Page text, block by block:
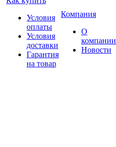
Условия
оплаты
Условия
доставки
Гарантия
на товар
Компания
О
компании
Новости